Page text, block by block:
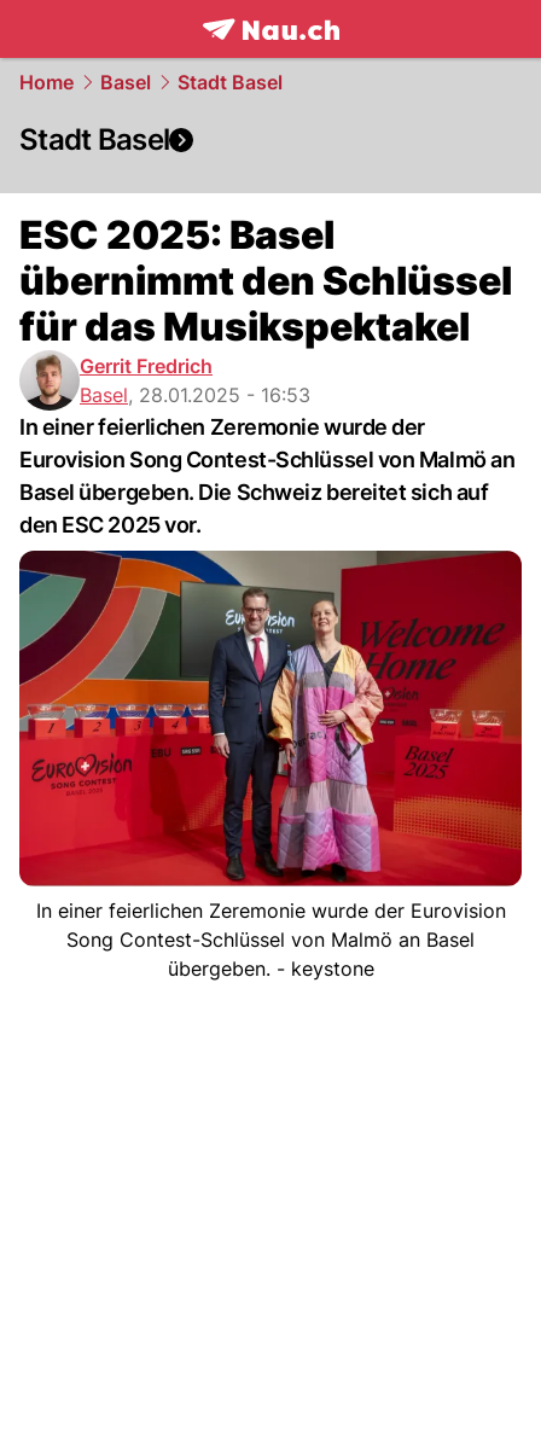
frontpage.NAU.ch
Home Basel Stadt Basel
Stadt Basel
ESC 2025: Basel
übernimmt den Schlüssel
für das Musikspektakel
Gerrit Fredrich
Basel, 28.01.2025 - 16:53
In einer feierlichen Zeremonie wurde der
Eurovision Song Contest-Schlüssel von Malmö an
Basel übergeben. Die Schweiz bereitet sich auf
den ESC 2025 vor.
In einer feierlichen Zeremonie wurde der Eurovision
Song Contest-Schlüssel von Malmö an Basel
übergeben. - keystone